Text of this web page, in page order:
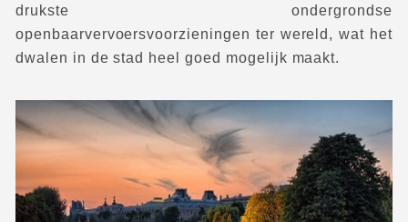
drukste ondergrondse
openbaarvervoersvoorzieningen ter wereld, wat het
dwalen in de stad heel goed mogelijk maakt.